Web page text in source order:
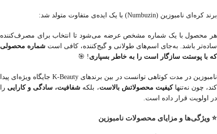
برند کره‌ای نامبوزین (Numbuzin) با یک ایده‌ی متفاوت متولد شد:
هر محصول با یک شماره مشخص عرضه می‌شود تا انتخاب برای مصرف‌کننده
ساده‌تر باشد. به‌جای اسم‌های طولانی و گیج‌کننده، کافی است شماره محصولی
که با پوستت سازگار است را به خاطر بسپاری ! 🎯
نامبوزین در مدت کوتاهی توانست در بین برندهای K-Beauty جایگاه ویژه‌ای پیدا
کند، چون نه‌تنهاکیفیت محصولاتش بالاست، بلکه شفافیت، سادگی و کارایی را
در اولویت قرار داده است.
⭐ ویژگی‌ها و مزایای محصولات نامبوزین